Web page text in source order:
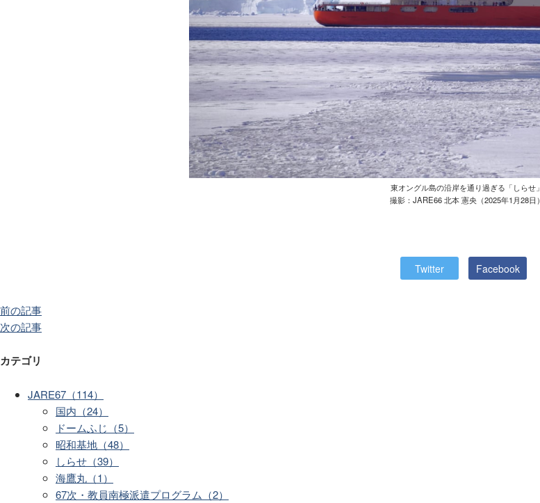
東オングル島の沿岸を通り過ぎる「しらせ」
撮影：JARE66 北本 憲央（2025年1月28日）
Twitter Facebook
前の記事
次の記事
カテゴリ
JARE67（114）
国内（24）
ドームふじ（5）
昭和基地（48）
しらせ（39）
海鷹丸（1）
67次・教員南極派遣プログラム（2）